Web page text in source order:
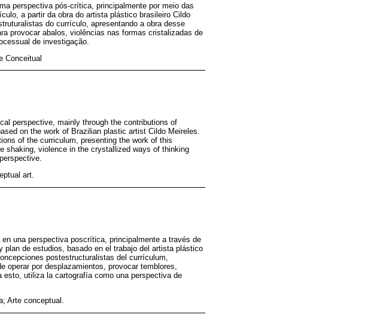
perspectiva pós-crítica, principalmente por meio das
a partir da obra do artista plástico brasileiro Cildo
do currículo, apresentando a obra desse
provocar abalos, violências nas formas cristalizadas de
de investigação.
Conceitual
perspective, mainly through the contributions of
on the work of Brazilian plastic artist Cildo Meireles.
of the curriculum, presenting the work of this
shaking, violence in the crystallized ways of thinking
art.
una perspectiva poscrítica, principalmente a través de
de estudios, basado en el trabajo del artista plástico
postestructuralistas del currículum,
operar por desplazamientos, provocar temblores,
utiliza la cartografía como una perspectiva de
Arte conceptual.